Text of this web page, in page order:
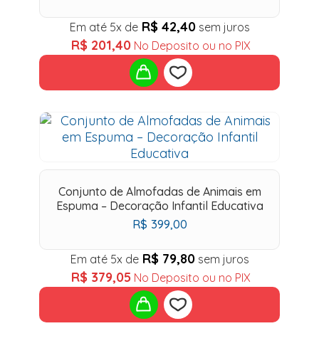
Em até 5x de R$ 42,40 sem juros
R$ 201,40 No Deposito ou no PIX
Add
to
wishlist
Conjunto de Almofadas de Animais em
Espuma – Decoração Infantil Educativa
R$ 399,00
Em até 5x de R$ 79,80 sem juros
R$ 379,05 No Deposito ou no PIX